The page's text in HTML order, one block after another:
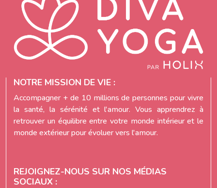
NOTRE MISSION DE VIE :
Accompagner + de 10 millions de personnes pour vivre
la santé, la sérénité et l'amour. Vous apprendrez à
retrouver un équilibre entre votre monde intérieur et le
monde extérieur pour évoluer vers l'amour.
REJOIGNEZ-NOUS SUR NOS MÉDIAS
SOCIAUX :